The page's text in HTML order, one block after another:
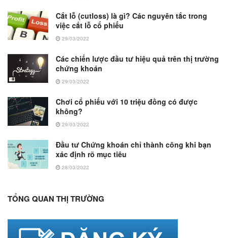
Cắt lỗ (cutloss) là gì? Các nguyên tắc trong
việc cắt lỗ cổ phiếu
29/03/2022
Các chiến lược đầu tư hiệu quả trên thị trường
chứng khoán
29/03/2022
Chơi cổ phiếu với 10 triệu đồng có được
không?
29/03/2022
Đầu tư Chứng khoán chỉ thành công khi bạn
xác định rõ mục tiêu
28/03/2022
TỔNG QUAN THỊ TRƯỜNG